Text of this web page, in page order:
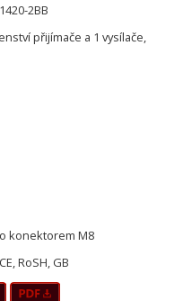
2BB
přijímače a 1 vysílače,
konektorem M8
RoSH, GB